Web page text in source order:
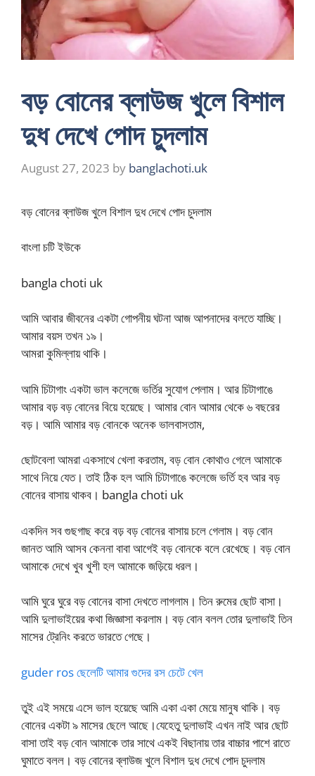
বড় বোনের ব্লাউজ খুলে বিশাল
দুধ দেখে পোদ চুদলাম
August 27, 2023 by banglachoti.uk
বড় বোনের ব্লাউজ খুলে বিশাল দুধ দেখে পোদ চুদলাম
বাংলা চটি ইউকে
bangla choti uk
আমি আবার জীবনের একটা গোপনীয় ঘটনা আজ আপনাদের বলতে যাচ্ছি।
আমার বয়স তখন ১৯।
আমরা কুমিল্লায় থাকি।
আমি চিটাগাং একটা ভাল কলেজে ভর্তির সুযোগ পেলাম। আর চিটাগাঙে
আমার বড় বড় বোনের বিয়ে হয়েছে। আমার বোন আমার থেকে ৬ বছরের
বড়। আমি আমার বড় বোনকে অনেক ভালবাসতাম,
ছোটবেলা আমরা একসাথে খেলা করতাম, বড় বোন কোথাও গেলে আমাকে
সাথে নিয়ে যেত। তাই ঠিক হল আমি চিটাগাঙে কলেজে ভর্তি হব আর বড়
বোনের বাসায় থাকব। bangla choti uk
একদিন সব গুছগাছ করে বড় বড় বোনের বাসায় চলে গেলাম। বড় বোন
জানত আমি আসব কেননা বাবা আগেই বড় বোনকে বলে রেখেছে। বড় বোন
আমাকে দেখে খুব খুশী হল আমাকে জড়িয়ে ধরল।
আমি ঘুরে ঘুরে বড় বোনের বাসা দেখতে লাগলাম। তিন রুমের ছোট বাসা।
আমি দুলাভাইয়ের কথা জিজ্ঞাসা করলাম। বড় বোন বলল তোর দুলাভাই তিন
মাসের ট্রেনিং করতে ভারতে গেছে।
guder ros ছেলেটি আমার গুদের রস চেটে খেল
তুই এই সময়ে এসে ভাল হয়েছে আমি একা একা মেয়ে মানুষ থাকি। বড়
বোনের একটা ৯ মাসের ছেলে আছে।যেহেতু দুলাভাই এখন নাই আর ছোট
বাসা তাই বড় বোন আমাকে তার সাথে একই বিছানায় তার বাচ্চার পাশে রাতে
ঘুমাতে বলল। বড় বোনের ব্লাউজ খুলে বিশাল দুধ দেখে পোদ চুদলাম